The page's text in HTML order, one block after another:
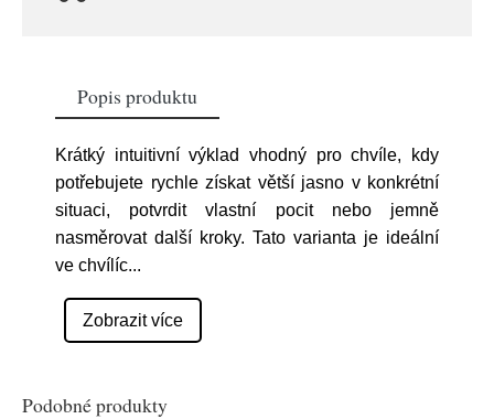
Popis produktu
Krátký intuitivní výklad vhodný pro chvíle, kdy
potřebujete rychle získat větší jasno v konkrétní
situaci, potvrdit vlastní pocit nebo jemně
nasměrovat další kroky. Tato varianta je ideální
ve chvílíc...
Zobrazit více
Podobné produkty